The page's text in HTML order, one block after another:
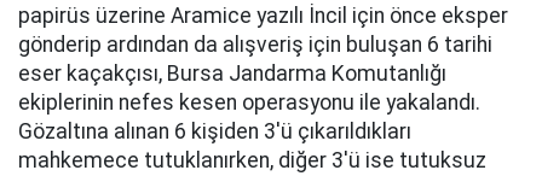
papirüs üzerine Aramice yazılı İncil için önce eksper
gönderip ardından da alışveriş için buluşan 6 tarihi
eser kaçakçısı, Bursa Jandarma Komutanlığı
ekiplerinin nefes kesen operasyonu ile yakalandı.
Gözaltına alınan 6 kişiden 3'ü çıkarıldıkları
mahkemece tutuklanırken, diğer 3'ü ise tutuksuz